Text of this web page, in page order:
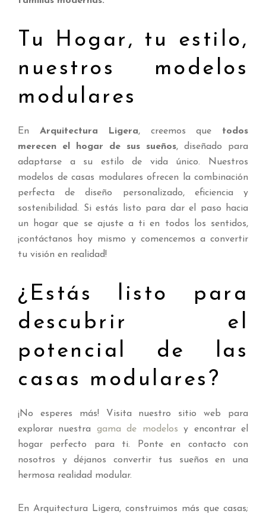
Tu Hogar, tu estilo,
nuestros modelos
modulares
En Arquitectura Ligera, creemos que todos
merecen el hogar de sus sueños, diseñado para
adaptarse a su estilo de vida único. Nuestros
modelos de casas modulares ofrecen la combinación
perfecta de diseño personalizado, eficiencia y
sostenibilidad. Si estás listo para dar el paso hacia
un hogar que se ajuste a ti en todos los sentidos,
¡contáctanos hoy mismo y comencemos a convertir
tu visión en realidad!
¿Estás listo para
descubrir el
potencial de las
casas modulares?
¡No esperes más! Visita nuestro sitio web para
explorar nuestra gama de modelos y encontrar el
hogar perfecto para ti. Ponte en contacto con
nosotros y déjanos convertir tus sueños en una
hermosa realidad modular.
En Arquitectura Ligera, construimos más que casas;